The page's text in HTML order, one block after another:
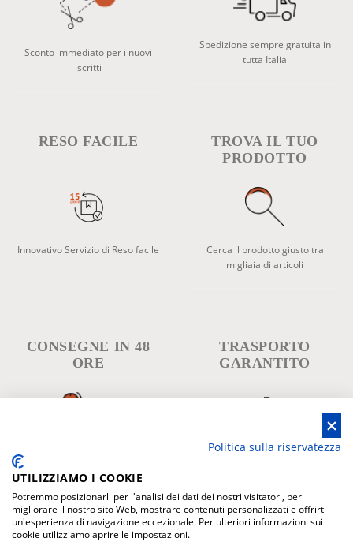
Sconto immediato per i nuovi
iscritti
Spedizione sempre gratuita in
tutta Italia
RESO FACILE
Innovativo Servizio di Reso facile
TROVA IL TUO
PRODOTTO
Cerca il prodotto giusto tra
migliaia di articoli
CONSEGNE IN 48
ORE
Escluso festivi, prefestivi e isole
TRASPORTO
GARANTITO
Garanzia per danni durante il
Politica sulla riservatezza
UTILIZZIAMO I COOKIE
Potremmo posizionarli per l'analisi dei dati dei nostri visitatori, per
migliorare il nostro sito Web, mostrare contenuti personalizzati e offrirti
un'esperienza di navigazione eccezionale. Per ulteriori informazioni sui
cookie utilizziamo aprire le impostazioni.